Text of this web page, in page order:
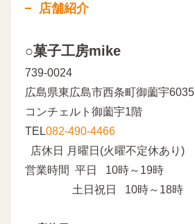
店舗紹介
○菓子工房mike
739-0024
広島県東広島市西条町御薗宇6035
コンチェルト御薗宇1階
TEL082-490-4466
店休日 月曜日(火曜不定休あり)
営業時間 平日 10時～19時
土日祝日 10時～18時